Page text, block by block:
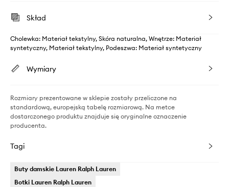
Skład
Cholewka: Materiał tekstylny, Skóra naturalna, Wnętrze: Materiał
syntetyczny, Materiał tekstylny, Podeszwa: Materiał syntetyczny
Wymiary
Rozmiary prezentowane w sklepie zostały przeliczone na
standardową, europejską tabelę rozmiarową. Na metce
dostarczonego produktu znajduje się oryginalne oznaczenie
producenta.
Tagi
Buty damskie Lauren Ralph Lauren
Botki Lauren Ralph Lauren